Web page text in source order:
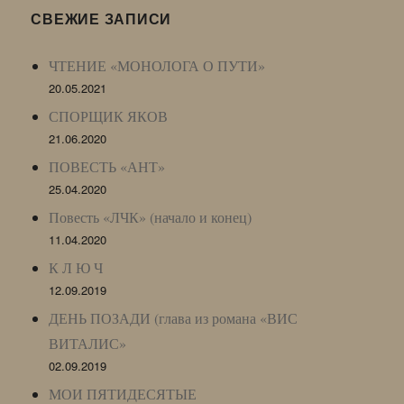
LJ
СВЕЖИЕ ЗАПИСИ
ЧТЕНИЕ «МОНОЛОГА О ПУТИ»
20.05.2021
СПОРЩИК ЯКОВ
21.06.2020
ПОВЕСТЬ «АНТ»
25.04.2020
Повесть «ЛЧК» (начало и конец)
11.04.2020
К Л Ю Ч
12.09.2019
ДЕНЬ ПОЗАДИ (глава из романа «ВИС
ВИТАЛИС»
02.09.2019
МОИ ПЯТИДЕСЯТЫЕ